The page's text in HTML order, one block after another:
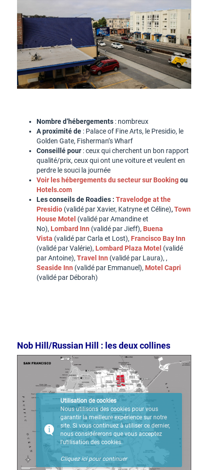
Nombre d’hébergements : nombreux
A proximité de : Palace of Fine Arts, le Presidio, le
Golden Gate, Fisherman’s Wharf
Conseillé pour : ceux qui cherchent un bon rapport
qualité/prix, ceux qui ont une voiture et veulent en
perdre le souci la journée
Voir les hébergements du secteur sur Bookingou
Hotels.com
Les conseils de Roadies : Travelodge at the
Presidio (validé par Xavier, Katryne et Céline),Town
House Motel (validé par Amandine et
No), Lombard Inn (validé par Jieff), Buena
Vista (validé par Carla et Lost), Francisco Bay Inn
(validé par Valérie), Lombard Plaza Motel (validé
par Antoine), Travel Inn (validé par Laura), ,
Seaside Inn (validé par Emmanuel), Motel Capri
(validé par Déborah)
Nob Hill/Russian Hill : les deux collines
Utilisation de cookies
Nous utilisons des cookies pour vous
garantir la meilleure expérience sur notre
site. Si vous continuez à utiliser ce dernier,
nous considérerons que vous acceptez
l'utilisation des cookies.
Cliquez ici pour continuer